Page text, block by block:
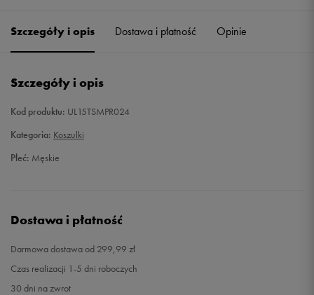
M Powiadom o dostępności
XXL Powiadom o dostępności
Szczegóły i opis Dostawa i płatność Opinie
Szczegóły i opis
Kod produktu: UL15TSMPR024
Kategoria: Koszulki
Płeć: Męskie
Dostawa i płatność
Darmowa dostawa od 299,99 zł
Czas realizacji 1-5 dni roboczych
30 dni na zwrot